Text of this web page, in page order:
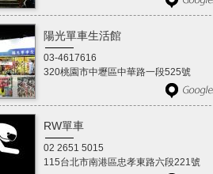
陽光單車生活館
03-4617616
320桃園市中壢區中華路一段525號
RW單車
02 2651 5015
115台北市南港區忠孝東路六段221號